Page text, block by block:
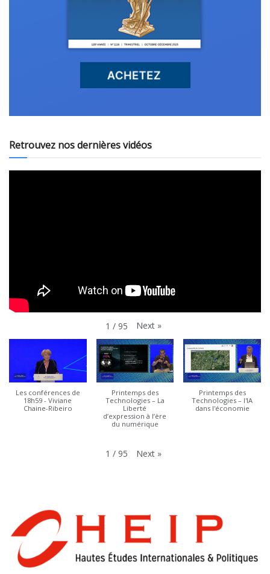
Retrouvez nos dernières vidéos
1 / 95 Next »
Les conférences de
18h59 - Viviane
Chaine-Ribeiro
Printemps des
Technologies – La
Liberté
d’expression à l’ère
du numérique
Printemps des
Technologies – l'IA
dans l'économie
1 / 95 Next »